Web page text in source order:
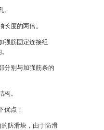
度的两倍。
强筋固定连接组
分别与加强筋条的
。
优点：
防滑块，由于防滑